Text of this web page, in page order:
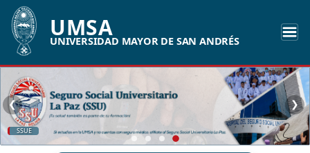
UMSA
UNIVERSIDAD MAYOR DE SAN ANDRÉS
SSUE
❮ ❯